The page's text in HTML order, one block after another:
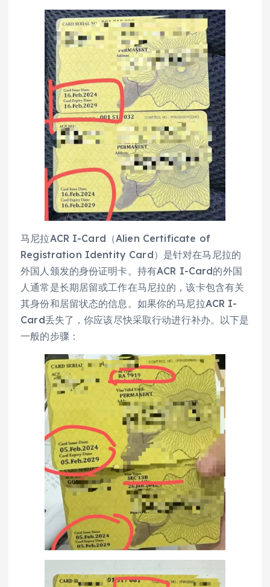
马尼拉ACR I-Card（Alien Certificate of
Registration Identity Card）是针对在马尼拉的
外国人颁发的身份证明卡。持有ACR I-Card的外国
人通常是长期居留或工作在马尼拉的，该卡包含有关
其身份和居留状态的信息。如果你的马尼拉ACR I-
Card丢失了，你应该尽快采取行动进行补办。以下是
一般的步骤：